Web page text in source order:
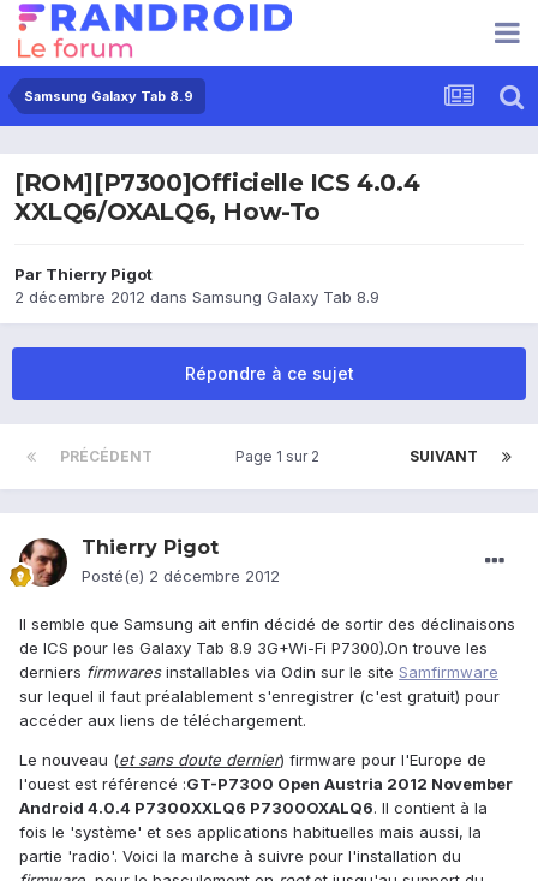
Samsung Galaxy Tab 8.9
[ROM][P7300]Officielle ICS 4.0.4
XXLQ6/OXALQ6, How-To
Par Thierry Pigot
2 décembre 2012 dans Samsung Galaxy Tab 8.9
Répondre à ce sujet
PRÉCÉDENT SUIVANT
Page 1 sur 2
Thierry Pigot
Posté(e) 2 décembre 2012
Il semble que Samsung ait enfin décidé de sortir des déclinaisons
de ICS pour les Galaxy Tab 8.9 3G+Wi-Fi P7300).On trouve les
derniers firmwaresinstallables via Odin sur le site Samfirmware
sur lequel il faut préalablement s'enregistrer (c'est gratuit) pour
accéder aux liens de téléchargement.
Le nouveau (et sans doute dernier) firmware pour l'Europe de
l'ouest est référencé :GT-P7300 Open Austria 2012 November
Android 4.0.4 P7300XXLQ6 P7300OXALQ6. Il contient à la
fois le 'système' et ses applications habituelles mais aussi, la
partie 'radio'. Voici la marche à suivre pour l'installation du